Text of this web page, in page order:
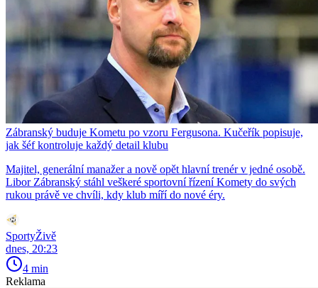
Zábranský buduje Kometu po vzoru Fergusona. Kučeřík popisuje,
jak šéf kontroluje každý detail klubu
Majitel, generální manažer a nově opět hlavní trenér v jedné osobě.
Libor Zábranský stáhl veškeré sportovní řízení Komety do svých
rukou právě ve chvíli, kdy klub míří do nové éry.
SportyŽivě
dnes, 20:23
4 min
Reklama